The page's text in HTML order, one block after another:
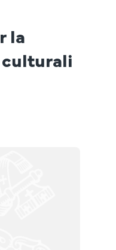
la